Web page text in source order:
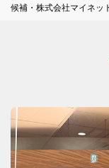
候補・株式会社マイネッ